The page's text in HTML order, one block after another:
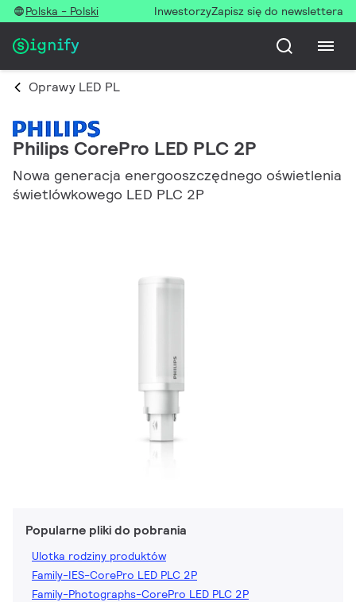
Polska - Polski InwestorzyZapisz się do newslettera
Oprawy LED PL
Philips CorePro LED PLC 2P
Nowa generacja energooszczędnego oświetlenia
świetlówkowego LED PLC 2P
Popularne pliki do pobrania
Ulotka rodziny produktów
Family-IES-CorePro LED PLC 2P
Family-Photographs-CorePro LED PLC 2P